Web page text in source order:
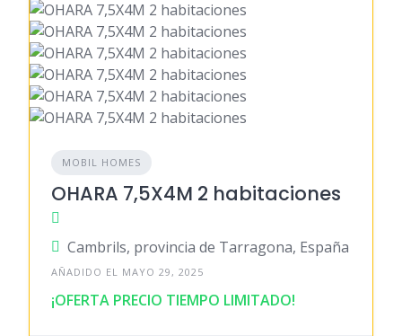
MOBIL HOMES
OHARA 7,5X4M 2 habitaciones
Cambrils, provincia de Tarragona, España
AÑADIDO EL MAYO 29, 2025
¡OFERTA PRECIO TIEMPO LIMITADO!